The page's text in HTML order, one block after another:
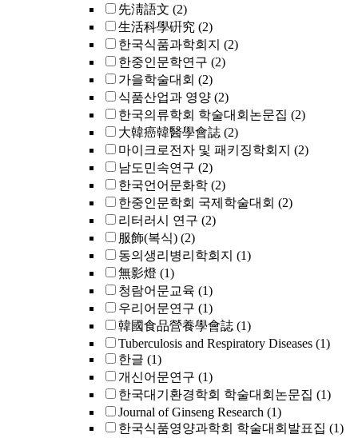
先淸語文 (2)
生活科學硏究 (2)
한국식품과학회지 (2)
한중인문학연구 (2)
가을학술대회 (2)
식품산업과 영양 (2)
한국의류학회 학술대회논문집 (2)
大韓癌韓醫學會誌 (2)
마이크로전자 및 패키징학회지 (2)
남도민속연구 (2)
한국언어문화학 (2)
한중인문학회 국제학술대회 (2)
리터러시 연구 (2)
服飾(복식) (2)
동의생리병리학회지 (1)
無影燈 (1)
청람어문교육 (1)
우리어문연구 (1)
韓國食品營養學會誌 (1)
Tuberculosis and Respiratory Diseases (1)
한글 (1)
개신어문연구 (1)
한국대기환경학회 학술대회논문집 (1)
Journal of Ginseng Research (1)
한국식품영양과학회 학술대회발표집 (1)